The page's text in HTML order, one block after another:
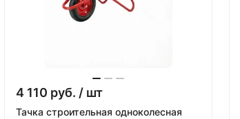
4 110 руб. / шт
Тачка строительная одноколесная